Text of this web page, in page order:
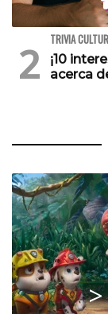
TRIVIA
¡10
acerca